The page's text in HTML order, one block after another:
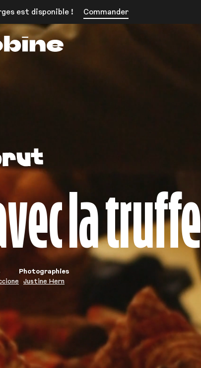
est disponible ! Commander
Bobine Magazine
la truffe
Photographies
Justine Hern